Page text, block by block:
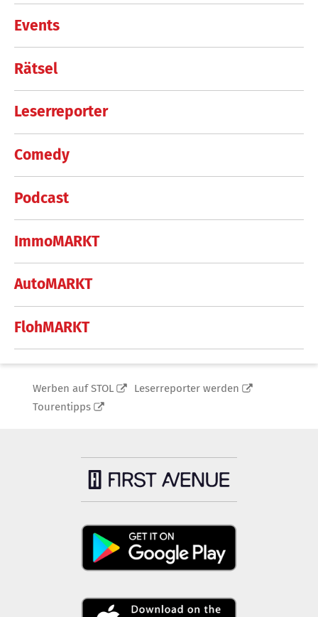
Events
Rätsel
Leserreporter
Comedy
Podcast
ImmoMARKT
AutoMARKT
FlohMARKT
Werben auf STOL
Leserreporter werden
Tourentipps